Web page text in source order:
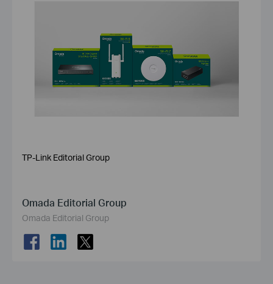
TP-Link Editorial Group
Omada Editorial Group
Omada Editorial Group